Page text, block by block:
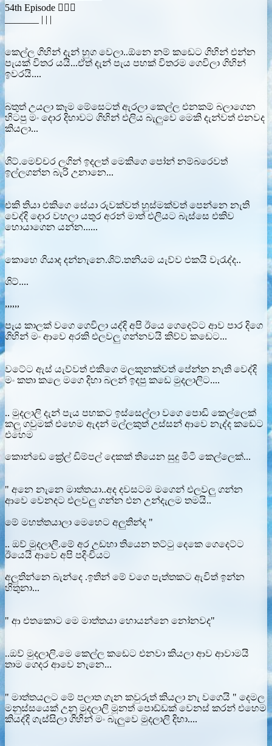
54th Episode ❤️‍🔥🥀
කෙල්ල ගිහින් දැන් හුග වෙලා..ඕනෙ නම් කඩෙට ගිහින් එන්න
පැයක් විතර යයි...ඒත් දැන් පැය පහක් විතරම ගෙවිලා ගිහින්
ඉවරයි....
බතුත් උයලා කෑම මේසෙටත් ඇරලා කෙල්ල එනකම් බලාගෙන
හිටපු මං දොර දිහාවට ගිහින් එලිය බැලුවෙ මෙකි දැන්වත් එනවද
කියලා...
ශිට්.මෙච්චර ලගින් ඉදලත් මෙකිගෙ පෝන් නම්බරෙවත්
ඉල්ලගන්න බැරි උනානෙ...
එකි තියා එකිගෙ සේයා රුවක්වත් හුස්මක්වත් පෙන්නෙ නැති
වෙද්දි දොර වහලා යතුර අරන් මාත් එලියට බැස්සෙ එකිව
හොයාගෙන යන්න......
කොහෙ ගියාද දන්නැනෙ.ශිට්.තනියම යැව්ව එකයි වැරැද්ද..
ශිට්....
,,,,,,
පැය කාලක් වගෙ ගෙවිලා යද්දි අපි ඊයෙ ගෙදෙට්ට ආව පාර දිගෙ
ගිහින් මං ආවෙ අරකි එලවලු ගන්නවයි කිව්ව කඩෙට...
වටේට ඇස් යැව්වත් එකිගෙ මලකුනක්වත් පේන්න නැති වෙද්දි
මං කතා කලෙ මගෙ දිහා බලන් ඉදපු කඩෙ මුදලාලිට....
.. මුදලාලි දැන් පැය පහකට ඉස්සෙල්ලා වගෙ පොඩි කෙල්ලෙක්
කලු ගවුමක් එහෙම ඇදන් මල්ලකුත් උස්සන් ආවෙ නැද්ද කඩෙට
එහෙම
කොන්ඩෙ ක්‍රේල් ඩිම්පල් දෙකක් තියෙන සුදු මිටි කෙල්ලෙක්...
" අනෙ නැනෙ මාත්තයා..අද දවසටම මගෙන් එලවලු ගන්න
ආවෙ වෙනදට එලවලු ගන්න එන උන්දැලම තමයි..
මේ මහත්තයාලා මෙහෙට අලුතින්ද "
.. ඔව් මුදලාලි.මේ අර උඩහා තියෙන තට්ටු දෙකෙ ගෙදෙට්ට
ඊයෙයි ආවෙ අපි පදිංචියට
අලුතින්නෙ බැන්දෙ .ඉතින් මේ වගෙ පැත්තකට ඇවිත් ඉන්න
හිතුනා...
" ආ එතකොට මෙ මාත්තයා හොයන්නෙ නෝනවද"
..ඔව් මුදලාලි.මෙ කෙල්ල කඩෙට එනවා කියලා ආව ආවාමයි
තාම ගෙදර ආවෙ නැනෙ...
" මාත්තයලට මේ පලාත ගැන කවුරුත් කියලා නැ වගෙයි " දෙමල
මනුස්සයෙක් උනු මුදලාලි මූනත් පොඩ්ඩක් වෙනස් කරන් එහෙම
කියද්දි ගැස්සිලා ගිහින් මං බැලුවෙ මුදලාලි දිහා....